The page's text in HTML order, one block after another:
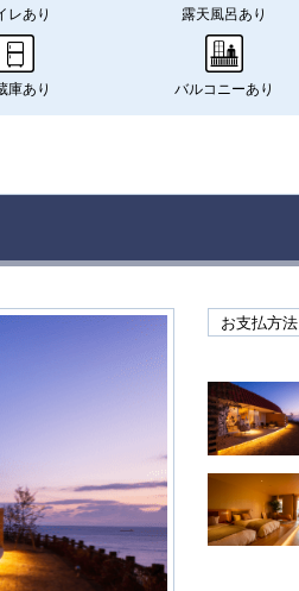
レあり 露天風呂あり
庫あり バルコニーあり
お支払方法